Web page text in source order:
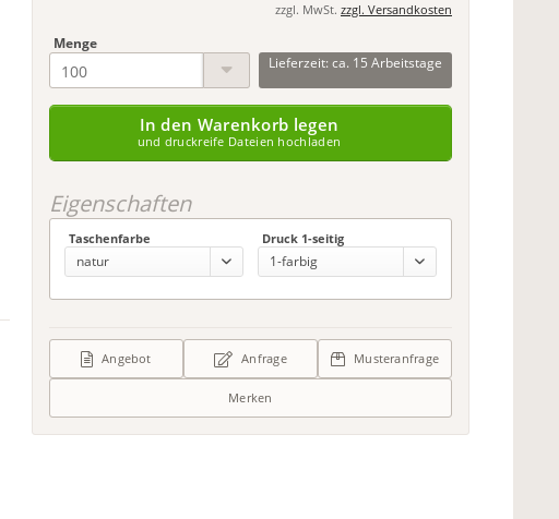
zzgl. MwSt. zzgl. Versandkosten
Menge
Lieferzeit: ca. 15 Arbeitstage
In den Warenkorb legen
und druckreife Dateien hochladen
Eigenschaften
Taschenfarbe Druck 1-seitig
Angebot Anfrage Musteranfrage
Merken